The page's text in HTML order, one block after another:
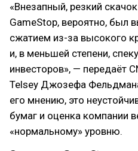
«Внезапный, резкий
GameStop, вероятно, был
сжатием из-за высокого
и, в меньшей степени,
инвесторов», — передаёт
Telsey Джозефа
его мнению, это
бумаг и оценка компании
«нормальному» уровню.